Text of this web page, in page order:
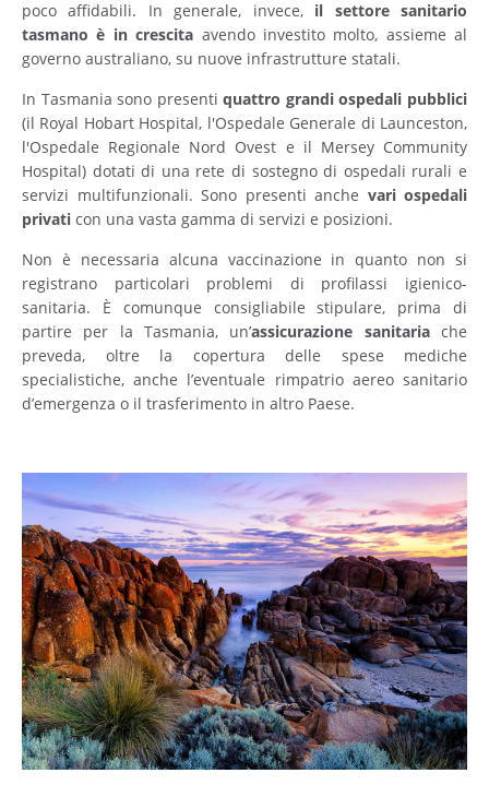
poco affidabili. In generale, invece, il settore sanitario
tasmano è in crescita avendo investito molto, assieme al
governo australiano, su nuove infrastrutture statali.
In Tasmania sono presentiquattro grandi ospedali pubblici
(il Royal Hobart Hospital, l'Ospedale Generale di Launceston,
l'Ospedale Regionale Nord Ovest e il Mersey Community
Hospital) dotati di una rete di sostegno di ospedali rurali e
servizi multifunzionali. Sono presenti anche vari ospedali
privati con una vasta gamma di servizi e posizioni.
Non è necessaria alcuna vaccinazione in quanto non si
registrano particolari problemi di profilassi igienico-
sanitaria. È comunque consigliabile stipulare, prima di
partire per la Tasmania, un’assicurazione sanitariache
preveda, oltre la copertura delle spese mediche
specialistiche, anche l’eventuale rimpatrio aereo sanitario
d’emergenza o il trasferimento in altro Paese.